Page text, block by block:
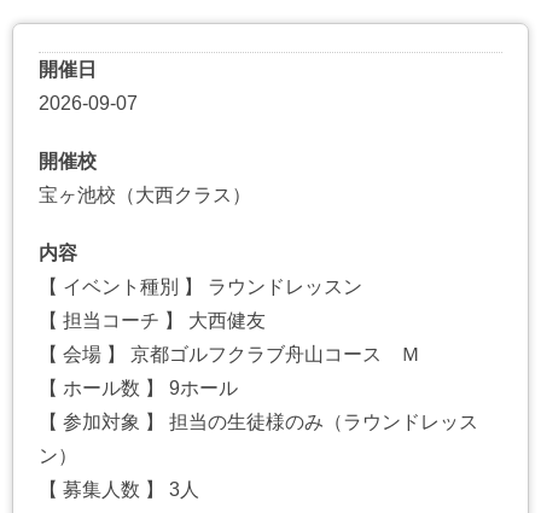
開催日
2026-09-07
開催校
宝ヶ池校（大西クラス）
内容
【 イベント種別 】 ラウンドレッスン
【 担当コーチ 】 大西健友
【 会場 】 京都ゴルフクラブ舟山コース Ｍ
【 ホール数 】 9ホール
【 参加対象 】 担当の生徒様のみ（ラウンドレッス
ン）
【 募集人数 】 3人